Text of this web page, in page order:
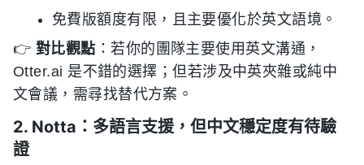
免費版額度有限，且主要優化於英文語境。
👉 對比觀點 ：若你的團隊主要使用英文溝通，
Otter.ai 是不錯的選擇；但若涉及中英夾雜或純中
文會議，需尋找替代方案。
2. Notta：多語言支援，但中文穩定度有待驗
證